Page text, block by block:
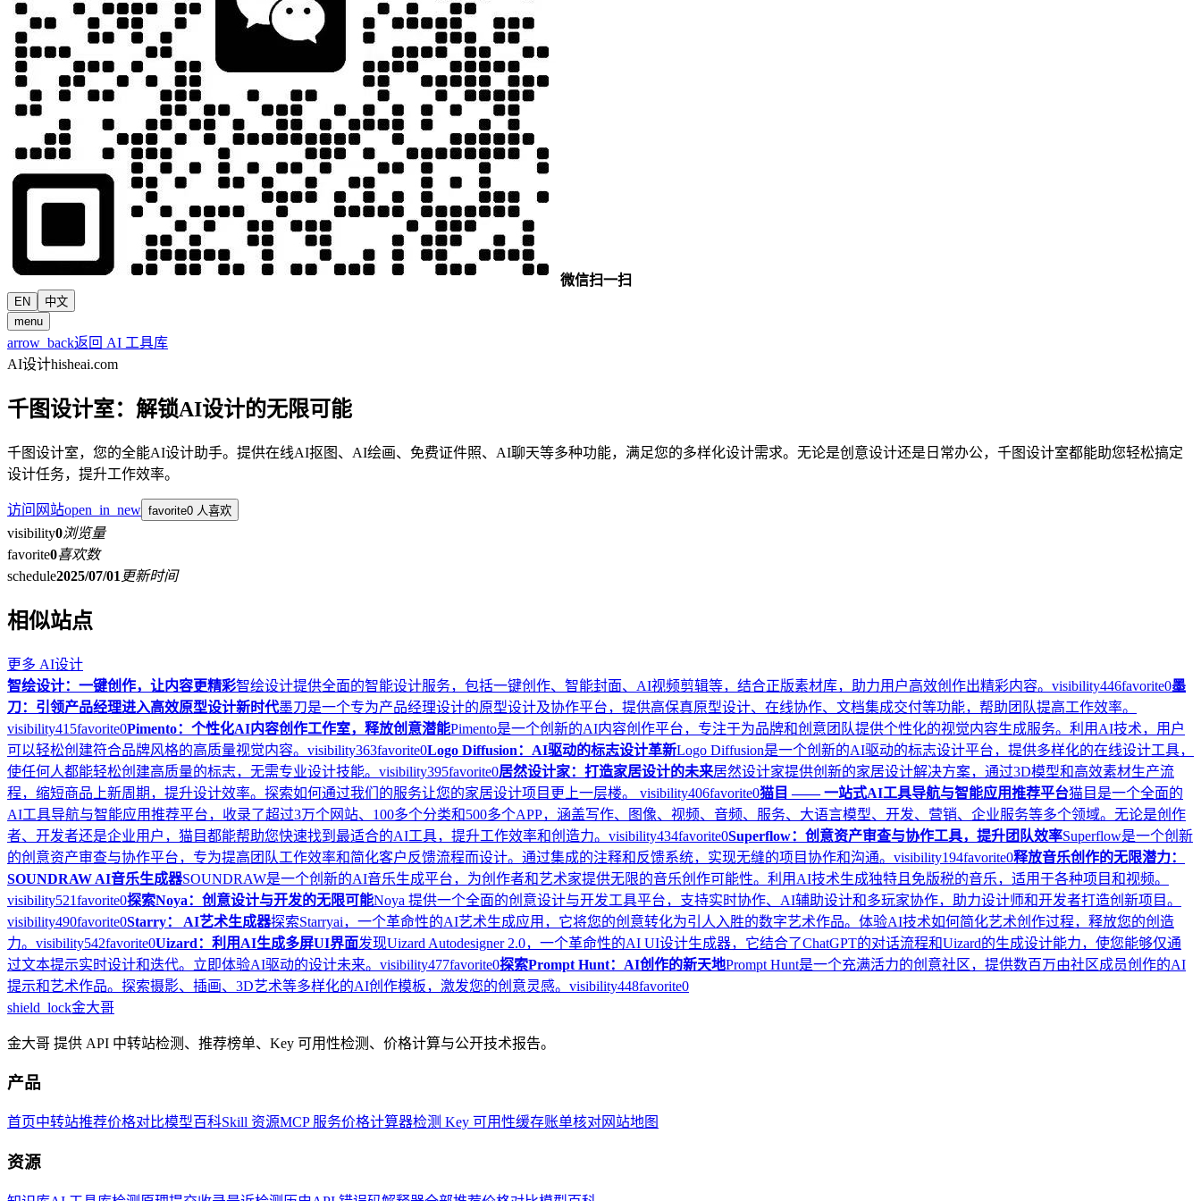
微信扫一扫
EN
中文
menu
arrow_back返回 AI 工具库
AI设计hisheai.com
千图设计室：解锁AI设计的无限可能
千图设计室，您的全能AI设计助手。提供在线AI抠图、AI绘画、免费证件照、AI聊天等多种功能，满足您的多样化设计需求。无论是创意设计还是日常办公，千图设计室都能助您轻松搞定
设计任务，提升工作效率。
访问网站open_in_new favorite0 人喜欢
visibility0浏览量
favorite0喜欢数
schedule2025/07/01 更新时间
相似站点
更多 AI设计
智绘设计：一键创作，让内容更精彩智绘设计提供全面的智能设计服务，包括一键创作、智能封面、AI视频剪辑等，结合正版素材库，助力用户高效创作出精彩内容。 visibility446favorite0墨
刀：引领产品经理进入高效原型设计新时代墨刀是一个专为产品经理设计的原型设计及协作平台，提供高保真原型设计、在线协作、文档集成交付等功能，帮助团队提高工作效率。
visibility415favorite0Pimento：个性化AI内容创作工作室，释放创意潜能Pimento是一个创新的AI内容创作平台，专注于为品牌和创意团队提供个性化的视觉内容生成服务。利用AI技术，用户
可以轻松创建符合品牌风格的高质量视觉内容。 visibility363favorite0Logo Diffusion：AI驱动的标志设计革新Logo Diffusion是一个创新的AI驱动的标志设计平台，提供多样化的在线设计工具，
使任何人都能轻松创建高质量的标志，无需专业设计技能。 visibility395favorite0居然设计家：打造家居设计的未来居然设计家提供创新的家居设计解决方案，通过3D模型和高效素材生产流
程，缩短商品上新周期，提升设计效率。探索如何通过我们的服务让您的家居设计项目更上一层楼。 visibility406favorite0猫目 —— 一站式AI工具导航与智能应用推荐平台猫目是一个全面的
AI工具导航与智能应用推荐平台，收录了超过3万个网站、100多个分类和500多个APP，涵盖写作、图像、视频、音频、服务、大语言模型、开发、营销、企业服务等多个领域。无论是创作
者、开发者还是企业用户，猫目都能帮助您快速找到最适合的AI工具，提升工作效率和创造力。 visibility434favorite0Superflow：创意资产审查与协作工具，提升团队效率Superflow是一个创新
的创意资产审查与协作平台，专为提高团队工作效率和简化客户反馈流程而设计。通过集成的注释和反馈系统，实现无缝的项目协作和沟通。 visibility194favorite0释放音乐创作的无限潜力：
SOUNDRAW AI音乐生成器SOUNDRAW是一个创新的AI音乐生成平台，为创作者和艺术家提供无限的音乐创作可能性。利用AI技术生成独特且免版税的音乐，适用于各种项目和视频。
visibility521favorite0探索Noya：创意设计与开发的无限可能Noya 提供一个全面的创意设计与开发工具平台，支持实时协作、AI辅助设计和多玩家协作，助力设计师和开发者打造创新项目。
visibility490favorite0Starry： AI艺术生成器探索Starryai，一个革命性的AI艺术生成应用，它将您的创意转化为引人入胜的数字艺术作品。体验AI技术如何简化艺术创作过程，释放您的创造
力。 visibility542favorite0Uizard：利用AI生成多屏UI界面发现Uizard Autodesigner 2.0，一个革命性的AI UI设计生成器，它结合了ChatGPT的对话流程和Uizard的生成设计能力，使您能够仅通
过文本提示实时设计和迭代。立即体验AI驱动的设计未来。 visibility477favorite0探索Prompt Hunt：AI创作的新天地Prompt Hunt是一个充满活力的创意社区，提供数百万由社区成员创作的AI
提示和艺术作品。探索摄影、插画、3D艺术等多样化的AI创作模板，激发您的创意灵感。 visibility448favorite0
shield_lock金大哥
金大哥 提供 API 中转站检测、推荐榜单、Key 可用性检测、价格计算与公开技术报告。
产品
首页中转站推荐价格对比模型百科Skill 资源MCP 服务价格计算器检测 Key 可用性缓存账单核对网站地图
资源